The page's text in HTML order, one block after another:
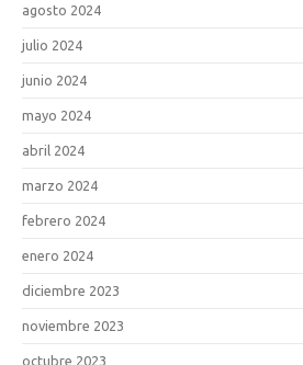
agosto 2024
julio 2024
junio 2024
mayo 2024
abril 2024
marzo 2024
febrero 2024
enero 2024
diciembre 2023
noviembre 2023
octubre 2023